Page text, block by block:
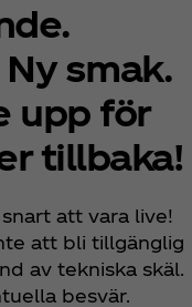
smak.
upp för
tillbaka!
att vara live!
att bli tillgänglig
av tekniska skäl.
besvär.